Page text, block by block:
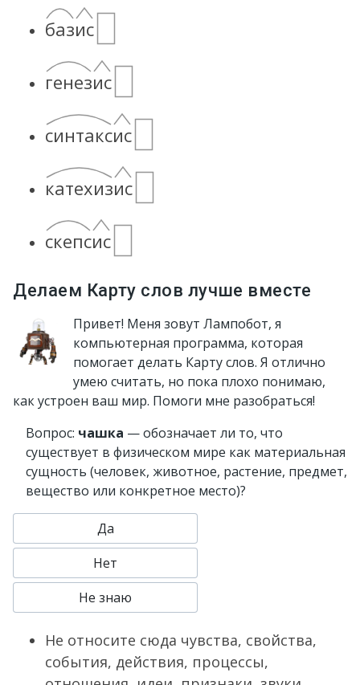
базис
генезис
синтаксис
катехизис
скепсис
Делаем Карту слов лучше вместе
Привет! Меня зовут Лампобот, я
компьютерная программа, которая
помогает делать Карту слов. Я отлично
умею считать, но пока плохо понимаю,
как устроен ваш мир. Помоги мне разобраться!
Вопрос: чашка — обозначает ли то, что
существует в физическом мире как материальная
сущность (человек, животное, растение, предмет,
вещество или конкретное место)?
Да
Нет
Не знаю
Не относите сюда чувства, свойства,
события, действия, процессы,